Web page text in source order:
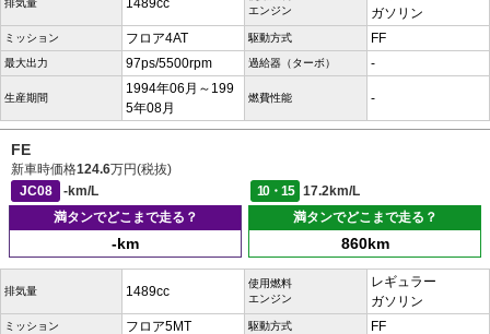
排気量 1489cc
エンジン
ガソリン
ミッション フロア4AT 駆動方式 FF
最大出力 97ps/5500rpm 過給器（ターボ） -
生産期間
1994年06月～199
5年08月
燃費性能 -
FE
新車時価格124.6万円(税抜)
JC08
-km/L 10・15
17.2km/L
満タンでどこまで走る？
-km
満タンでどこまで走る？
860km
排気量 1489cc
使用燃料
エンジン
レギュラー
ガソリン
ミッション フロア5MT 駆動方式 FF